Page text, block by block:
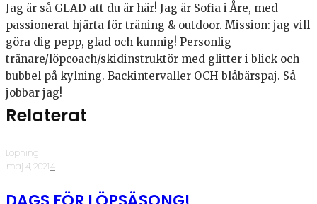
Jag är så GLAD att du är här! Jag är Sofia i Åre, med
passionerat hjärta för träning & outdoor. Mission: jag vill
göra dig pepp, glad och kunnig! Personlig
tränare/löpcoach/skidinstruktör med glitter i blick och
bubbel på kylning. Backintervaller OCH blåbärspaj. Så
jobbar jag!
Relaterat
Löpning
·maj 4, 2021·4